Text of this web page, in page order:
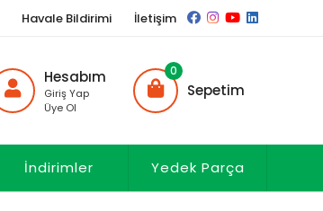
Havale Bildirimi İletişim
Hesabım
Giriş Yap
Üye Ol
Sepetim
0
İndirimler Yedek Parça